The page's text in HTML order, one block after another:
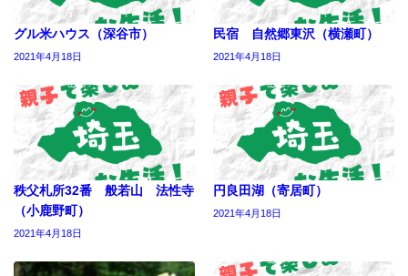
グル米ハウス（深谷市）
2021年4月18日
民宿 自然郷東沢（横瀬町）
2021年4月18日
秩父札所32番 般若山 法性寺
（小鹿野町）
2021年4月18日
円良田湖（寄居町）
2021年4月18日